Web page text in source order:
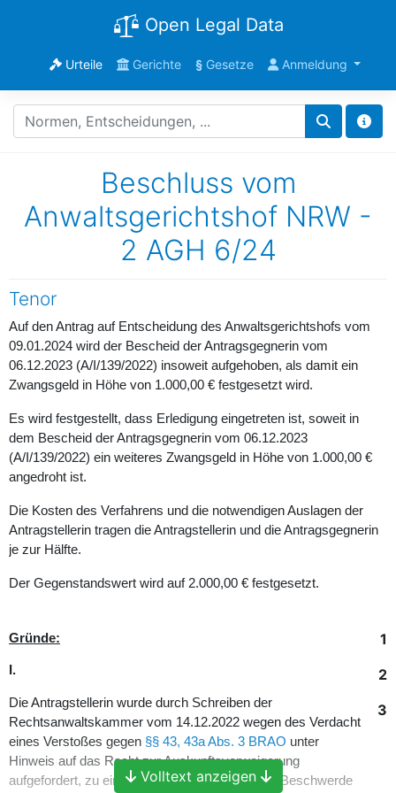
Open Legal Data
Urteile Gerichte §Gesetze Anmeldung
Beschluss vom
Anwaltsgerichtshof NRW -
2 AGH 6/24
Tenor
Auf den Antrag auf Entscheidung des Anwaltsgerichtshofs vom
09.01.2024 wird der Bescheid der Antragsgegnerin vom
06.12.2023 (A/I/139/2022) insoweit aufgehoben, als damit ein
Zwangsgeld in Höhe von 1.000,00 € festgesetzt wird.
Es wird festgestellt, dass Erledigung eingetreten ist, soweit in
dem Bescheid der Antragsgegnerin vom 06.12.2023
(A/I/139/2022) ein weiteres Zwangsgeld in Höhe von 1.000,00 €
angedroht ist.
Die Kosten des Verfahrens und die notwendigen Auslagen der
Antragstellerin tragen die Antragstellerin und die Antragsgegnerin
je zur Hälfte.
Der Gegenstandswert wird auf 2.000,00 € festgesetzt.
1
Gründe:
2
I.
3
Die Antragstellerin wurde durch Schreiben der
Rechtsanwaltskammer vom 14.12.2022 wegen des Verdacht
eines Verstoßes gegen §§ 43, 43a Abs. 3 BRAO unter
Hinweis auf das Recht zur Auskunftsverweigerung
aufgefordert, zu einer in Ablichtung beigefügten Beschwerde
Volltext anzeigen